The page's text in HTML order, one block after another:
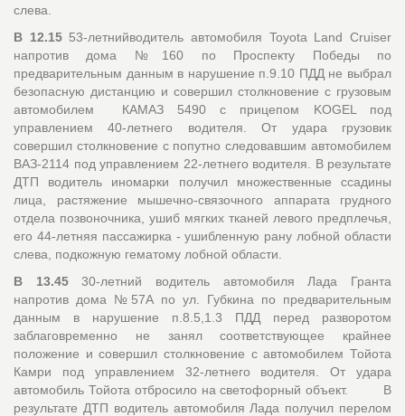
слева.
В 12.15 53-летнийводитель автомобиля Toyota Land Cruiser
напротив дома №160 по Проспекту Победы по
предварительным данным в нарушение п.9.10 ПДД не выбрал
безопасную дистанцию и совершил столкновение с грузовым
автомобилем КАМАЗ 5490 с прицепом KOGEL под
управлением 40-летнего водителя. От удара грузовик
совершил столкновение с попутно следовавшим автомобилем
ВАЗ-2114 под управлением 22-летнего водителя. В результате
ДТП водитель иномарки получил множественные ссадины
лица, растяжение мышечно-связочного аппарата грудного
отдела позвоночника, ушиб мягких тканей левого предплечья,
его 44-летняя пассажирка - ушибленную рану лобной области
слева, подкожную гематому лобной области.
В 13.4530-летний водитель автомобиля Лада Гранта
напротив дома №57А по ул. Губкина по предварительным
данным в нарушение п.8.5,1.3 ПДД перед разворотом
заблаговременно не занял соответствующее крайнее
положение и совершил столкновение с автомобилем Тойота
Камри под управлением 32-летнего водителя. От удара
автомобиль Тойота отбросило на светофорный объект. В
результате ДТП водитель автомобиля Лада получил перелом